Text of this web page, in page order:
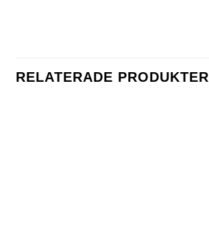
RELATERADE PRODUKTER